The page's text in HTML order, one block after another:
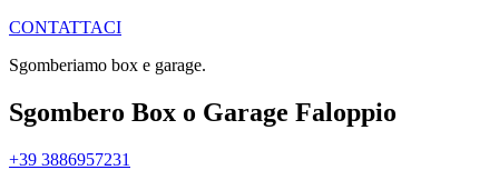
CONTATTACI
Sgomberiamo box e garage.
Sgombero Box o Garage Faloppio
+39 3886957231